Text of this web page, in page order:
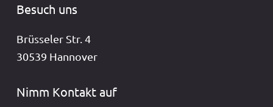
Besuch uns
Brüsseler Str. 4
30539 Hannover
Nimm Kontakt auf